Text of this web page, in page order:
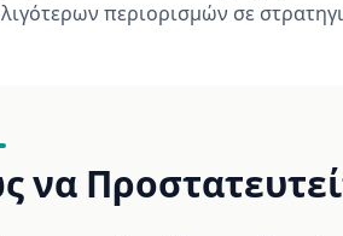
περιορισμών σε
να